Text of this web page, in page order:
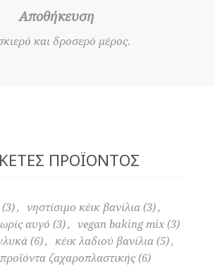
Αποθήκευση
και δροσερό μέρος.
ΠΡΟΪΌΝΤΟΣ
(3), νηστίσιμο κέικ βανίλια (3),
αυγό (3), vegan baking mix (3)
(6), κέικ λαδιού βανίλια (5),
ζαχαροπλαστικής (6)